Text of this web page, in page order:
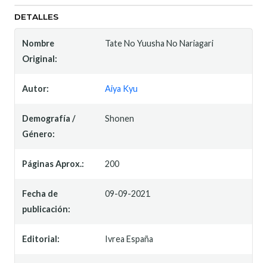
DETALLES
Nombre
Original:
Tate No Yuusha No Nariagari
Autor: Aiya Kyu
Demografía /
Género:
Shonen
Páginas Aprox.: 200
Fecha de
publicación:
09-09-2021
Editorial: Ivrea España